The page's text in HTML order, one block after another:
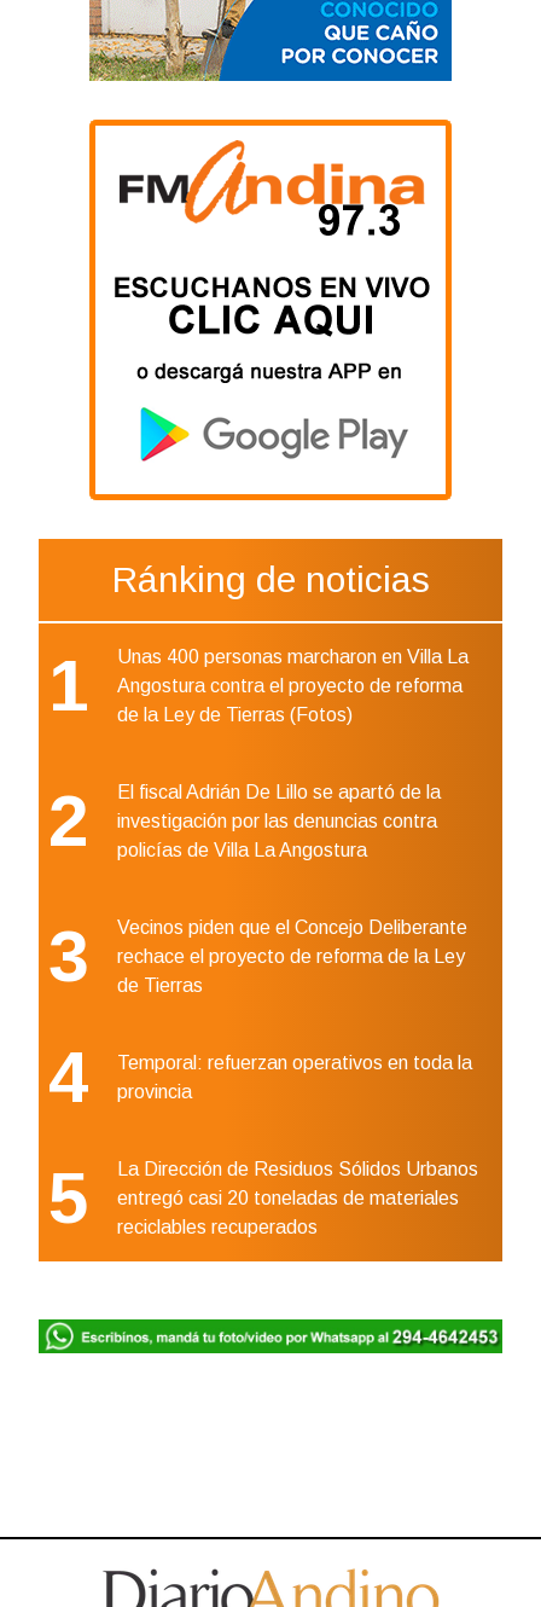
Ránking de noticias
1
Unas 400 personas marcharon en Villa La
Angostura contra el proyecto de reforma
de la Ley de Tierras (Fotos)
2
El fiscal Adrián De Lillo se apartó de la
investigación por las denuncias contra
policías de Villa La Angostura
3
Vecinos piden que el Concejo Deliberante
rechace el proyecto de reforma de la Ley
de Tierras
4
Temporal: refuerzan operativos en toda la
provincia
5
La Dirección de Residuos Sólidos Urbanos
entregó casi 20 toneladas de materiales
reciclables recuperados